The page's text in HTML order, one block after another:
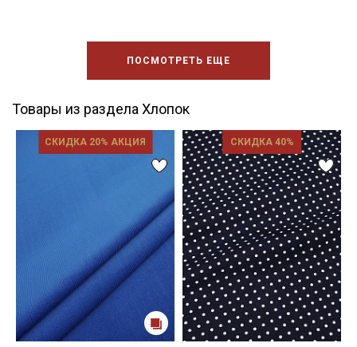
ПОСМОТРЕТЬ ЕЩЕ
Товары из раздела Хлопок
СКИДКА 20% АКЦИЯ СКИДКА 40%